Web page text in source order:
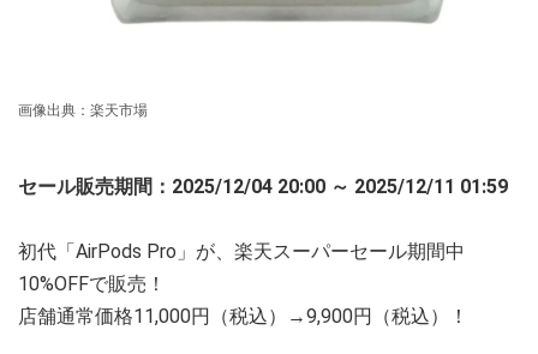
画像出典：楽天市場
セール販売期間：2025/12/04 20:00 ～ 2025/12/11 01:59
初代「AirPods Pro」が、楽天スーパーセール期間中
10%OFFで販売！
店舗通常価格11,000円（税込）→9,900円（税込）！